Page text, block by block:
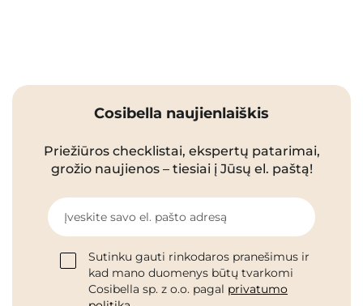
Cosibella naujienlaiškis
Priežiūros checklistai, ekspertų patarimai,
grožio naujienos – tiesiai į Jūsų el. paštą!
Įveskite savo el. pašto adresą
Sutinku gauti rinkodaros pranešimus ir
kad mano duomenys būtų tvarkomi
Cosibella sp. z o.o. pagal privatumo